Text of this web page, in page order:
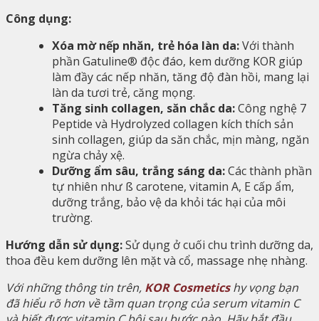
Công dụng:
Xóa mờ nếp nhăn, trẻ hóa làn da:Với thành
phần Gatuline® độc đáo, kem dưỡng KOR giúp
làm đầy các nếp nhăn, tăng độ đàn hồi, mang lại
làn da tươi trẻ, căng mọng.
Tăng sinh collagen, săn chắc da:Công nghệ 7
Peptide và Hydrolyzed collagen kích thích sản
sinh collagen, giúp da săn chắc, mịn màng, ngăn
ngừa chảy xệ.
Dưỡng ẩm sâu, trắng sáng da:Các thành phần
tự nhiên như ß carotene, vitamin A, E cấp ẩm,
dưỡng trắng, bảo vệ da khỏi tác hại của môi
trường.
Hướng dẫn sử dụng:Sử dụng ở cuối chu trình dưỡng da,
thoa đều kem dưỡng lên mặt và cổ, massage nhẹ nhàng.
Với những thông tin trên, KOR Cosmeticshy vọng bạn
đã hiểu rõ hơn về tầm quan trọng của serum vitamin C